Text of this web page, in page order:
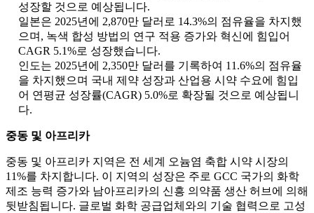
성장할 것으로 예상됩니다.
일본은 2025년에 2,870만 달러로 14.3%의 점유율을 차지했
으며, 녹색 합성 방법의 연구 적용 증가와 혁신에 힘입어
CAGR 5.1%로 성장했습니다.
인도는 2025년에 2,350만 달러를 기록하여 11.6%의 점유율
을 차지했으며 국내 제약 성장과 산업용 시약 수요에 힘입
어 연평균 성장률(CAGR) 5.0%로 확장될 것으로 예상됩니
다.
중동 및 아프리카
중동 및 아프리카 지역은 전 세계 오늄염 축합 시약 시장의
11%를 차지합니다. 이 지역의 성장은 주로 GCC 국가의 화학
제조 능력 증가와 남아프리카의 신흥 의약품 생산 허브에 의해
뒷받침됩니다. 글로벌 화학 공급업체와의 기술 협력으로 고성